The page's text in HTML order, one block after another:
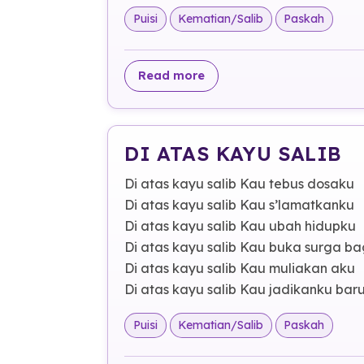
Puisi Kematian/Salib Paskah
Read moreabout LIHAT ITU SALIB
DI ATAS KAYU SALIB
Di atas kayu salib Kau tebus dosaku
Di atas kayu salib Kau s’lamatkanku
Di atas kayu salib Kau ubah hidupku
Di atas kayu salib Kau buka surga
Di atas kayu salib Kau muliakan aku
Di atas kayu salib Kau jadikanku baru
Puisi Kematian/Salib Paskah